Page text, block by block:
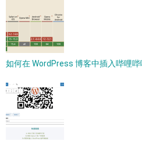
如何在 WordPress 博客中插入哔哩